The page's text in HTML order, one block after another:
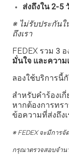
ส่งถึงใน 2-5
※ ไม่รับประกัน
ถึงเรา
FEDEX รวม 3
มั่นใจ และความ
ลองใช้บริการนี้
สำหรับคำร้องเ
หากต้องการทร
ข้อความที่ส่งถึงเ
※ FEDEX จะมีการ
กรุณาตรวจสอบจำน